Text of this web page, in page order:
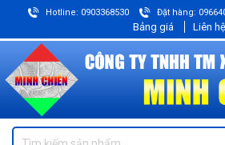
Hotline: 0903368530 Đặt hàng:
Bảng giá Liên hệ